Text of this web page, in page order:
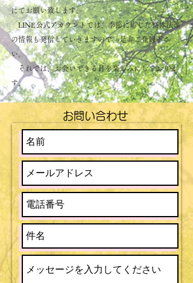
にてお願い致します。
LINE公式アカウントでは、季節に応じた整体法等
の情報も発信していきますので、是非ご登録下さ
い。
​ それでは、お会いできる日を楽しみにしておりま
す。
お問い合わせ